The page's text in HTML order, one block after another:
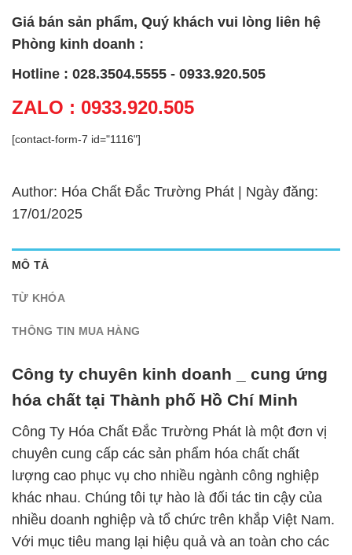
Giá bán sản phẩm, Quý khách vui lòng liên hệ
Phòng kinh doanh :
Hotline : 028.3504.5555 - 0933.920.505
ZALO : 0933.920.505
[contact-form-7 id="1116"]
Author: Hóa Chất Đắc Trường Phát | Ngày đăng:
17/01/2025
MÔ TẢ
TỪ KHÓA
THÔNG TIN MUA HÀNG
Công ty chuyên kinh doanh _ cung ứng
hóa chất tại Thành phố Hồ Chí Minh
Công Ty Hóa Chất Đắc Trường Phát là một đơn vị
chuyên cung cấp các sản phẩm hóa chất chất
lượng cao phục vụ cho nhiều ngành công nghiệp
khác nhau. Chúng tôi tự hào là đối tác tin cậy của
nhiều doanh nghiệp và tổ chức trên khắp Việt Nam.
Với mục tiêu mang lại hiệu quả và an toàn cho các